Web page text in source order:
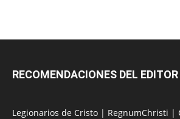
RECOMENDACIONES DEL EDITOR
Legionarios de Cristo | RegnumChristi |